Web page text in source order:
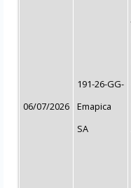
06/07/2026
191-26-GG-
Emapica
SA